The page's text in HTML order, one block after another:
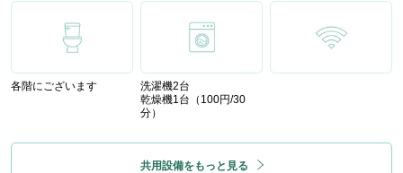
各階にございます
洗濯機2台
乾燥機1台（100円/30
分）
共用設備をもっと見る